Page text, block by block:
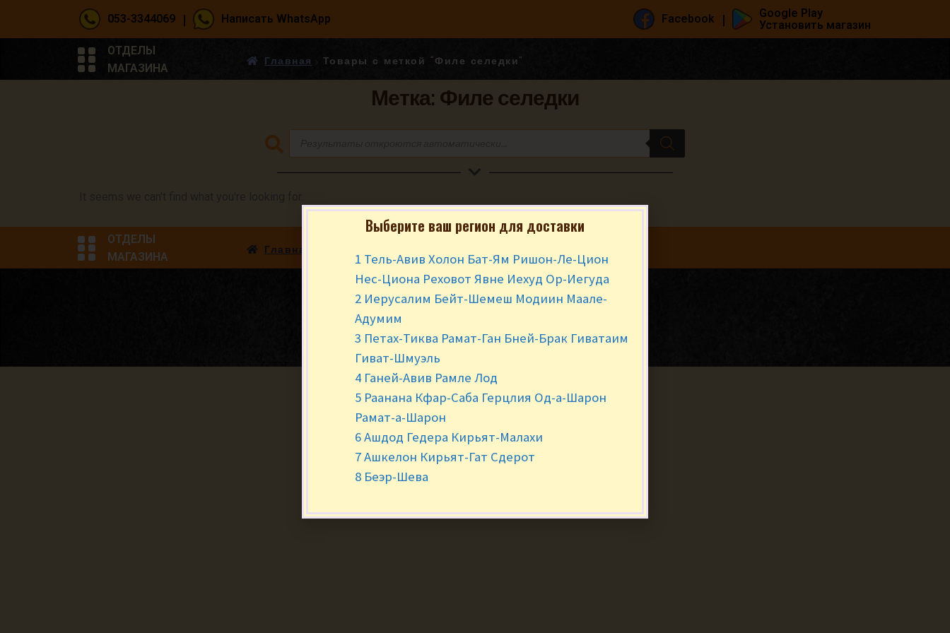
053-3344069 | Написать WhatsApp Facebook |
Google Play
Установить магазин
ОТДЕЛЫ
МАГАЗИНА
Главная Товары с меткой “Филе селедки”
Метка: Филе селедки
ОТДЕЛЫ
МАГАЗИНА
Главная
Privacy Policy & Terms of Use
©2020 RusFood.co.il. All Rights Reserved
Выберите ваш регион для доставки
1 Тель-Авив Холон Бат-Ям Ришон-Ле-Цион
Нес-Циона Реховот Явне Иехуд Ор-Иегуда
2 Иерусалим Бейт-Шемеш Модиин Маале-
Адумим
3 Петах-Тиква Рамат-Ган Бней-Брак Гиватаим
Гиват-Шмуэль
4 Ганей-Авив Рамле Лод
5 Раанана Кфар-Саба Герцлия Од-а-Шарон
Рамат-а-Шарон
6 Ашдод Гедера Кирьят-Малахи
7 Ашкелон Кирьят-Гат Сдерот
8 Беэр-Шева